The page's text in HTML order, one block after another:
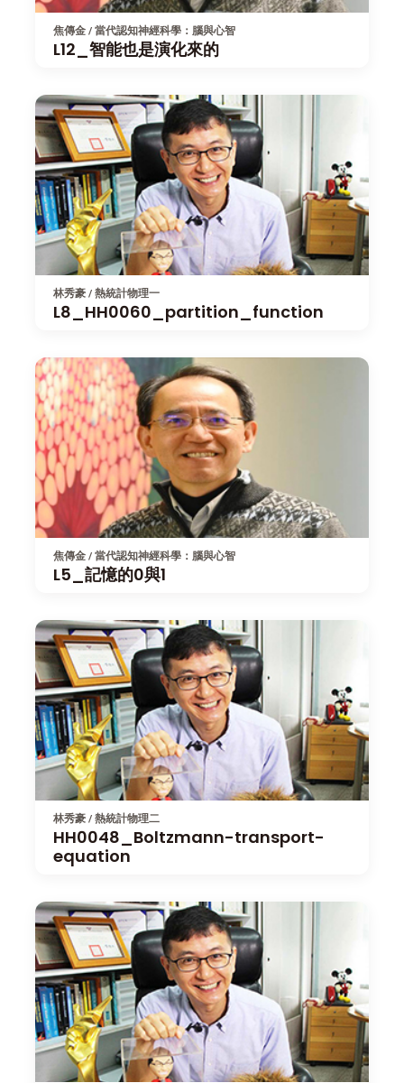
焦傳金 / 當代認知神經科學：腦與心智
L12_智能也是演化來的
林秀豪 / 熱統計物理一
L8_HH0060_partition_function
焦傳金 / 當代認知神經科學：腦與心智
L5_記憶的0與1
林秀豪 / 熱統計物理二
HH0048_Boltzmann-transport-
equation